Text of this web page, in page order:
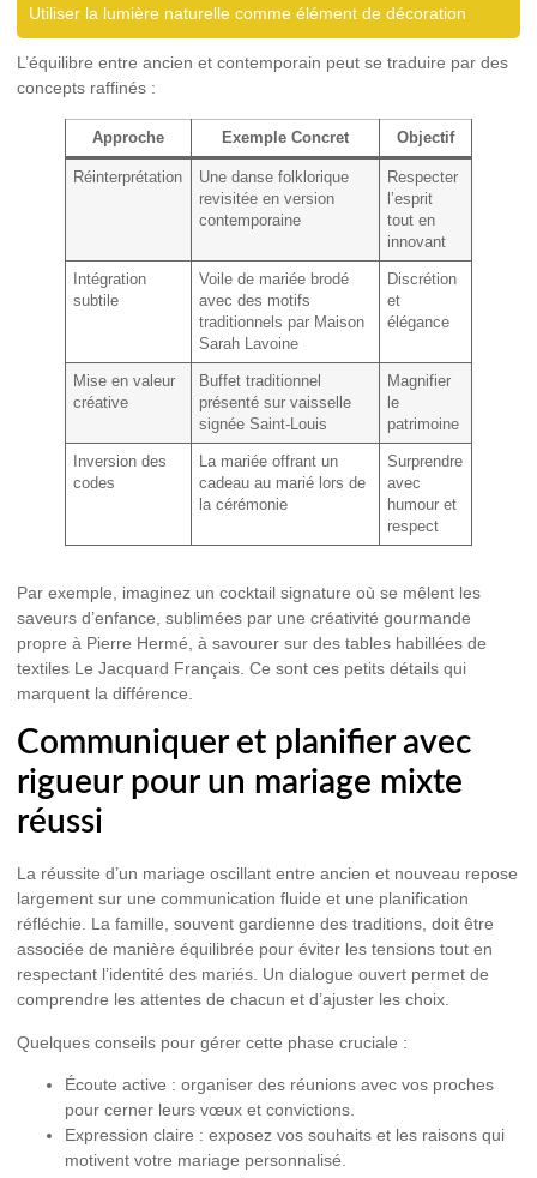
Utiliser la lumière naturelle comme élément de décoration
L’équilibre entre ancien et contemporain peut se traduire par des
concepts raffinés :
Approche Exemple Concret Objectif
Réinterprétation
Une danse folklorique
revisitée en version
contemporaine
Respecter
l’esprit
tout en
innovant
Intégration
subtile
Voile de mariée brodé
avec des motifs
traditionnels par Maison
Sarah Lavoine
Discrétion
et
élégance
Mise en valeur
créative
Buffet traditionnel
présenté sur vaisselle
signée Saint-Louis
Magnifier
le
patrimoine
Inversion des
codes
La mariée offrant un
cadeau au marié lors de
la cérémonie
Surprendre
avec
humour et
respect
Par exemple, imaginez un cocktail signature où se mêlent les
saveurs d’enfance, sublimées par une créativité gourmande
propre à Pierre Hermé, à savourer sur des tables habillées de
textiles Le Jacquard Français. Ce sont ces petits détails qui
marquent la différence.
Communiquer et planifier avec
rigueur pour un mariage mixte
réussi
La réussite d’un mariage oscillant entre ancien et nouveau repose
largement sur une communication fluide et une planification
réfléchie. La famille, souvent gardienne des traditions, doit être
associée de manière équilibrée pour éviter les tensions tout en
respectant l’identité des mariés. Un dialogue ouvert permet de
comprendre les attentes de chacun et d’ajuster les choix.
Quelques conseils pour gérer cette phase cruciale :
Écoute active : organiser des réunions avec vos proches
pour cerner leurs vœux et convictions.
Expression claire : exposez vos souhaits et les raisons qui
motivent votre mariage personnalisé.